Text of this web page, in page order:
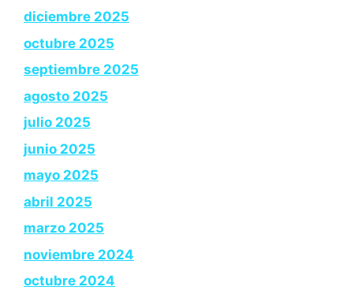
diciembre 2025
octubre 2025
septiembre 2025
agosto 2025
julio 2025
junio 2025
mayo 2025
abril 2025
marzo 2025
noviembre 2024
octubre 2024